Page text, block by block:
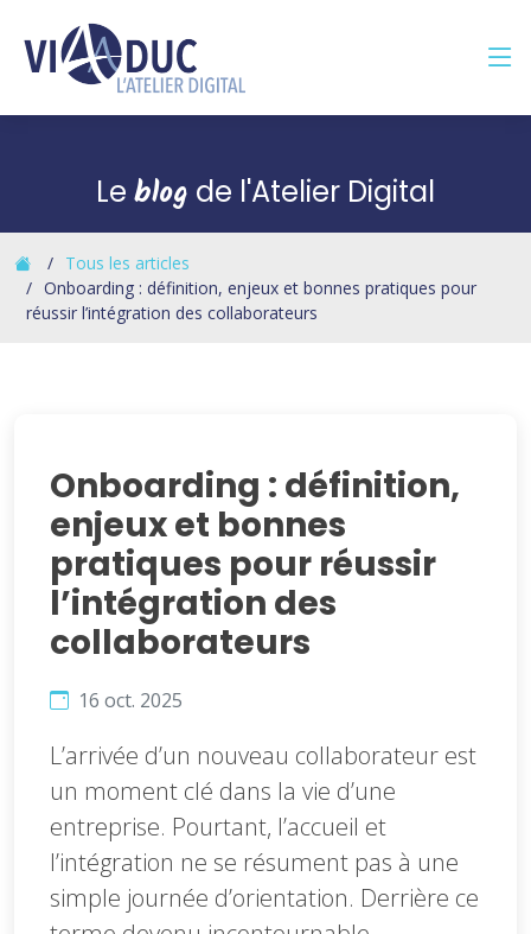
Le blog de l'Atelier Digital
Tous les articles
Onboarding : définition, enjeux et bonnes pratiques pour
réussir l’intégration des collaborateurs
Onboarding : définition,
enjeux et bonnes
pratiques pour réussir
l’intégration des
collaborateurs
16 oct. 2025
L’arrivée d’un nouveau collaborateur est
un moment clé dans la vie d’une
entreprise. Pourtant, l’accueil et
l’intégration ne se résument pas à une
simple journée d’orientation. Derrière ce